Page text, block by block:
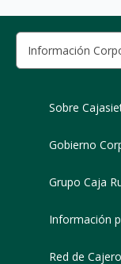
Sobre
Gobierno
Grupo Caja
Información
Red de